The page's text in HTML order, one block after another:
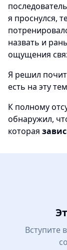
я проснулся,
назвать и
ощущения
Я решил
есть на эту
К полному
обнаружил,
которая
Вступите